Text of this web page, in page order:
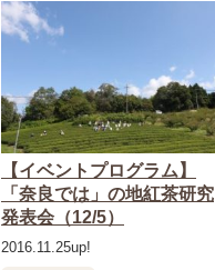
【イベントプログラム】
「奈良では」の地紅茶研究
発表会（12/5）
2016.11.25up!